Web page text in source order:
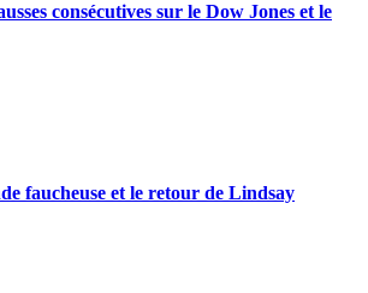
consécutives sur le Dow Jones et le
faucheuse et le retour de Lindsay